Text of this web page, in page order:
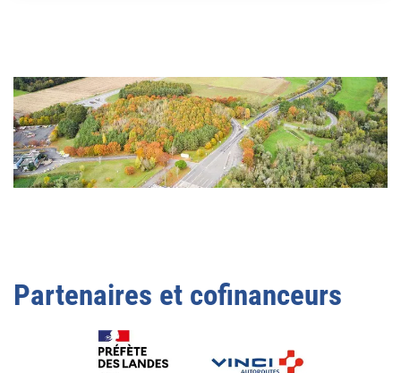
Partenaires et cofinanceurs